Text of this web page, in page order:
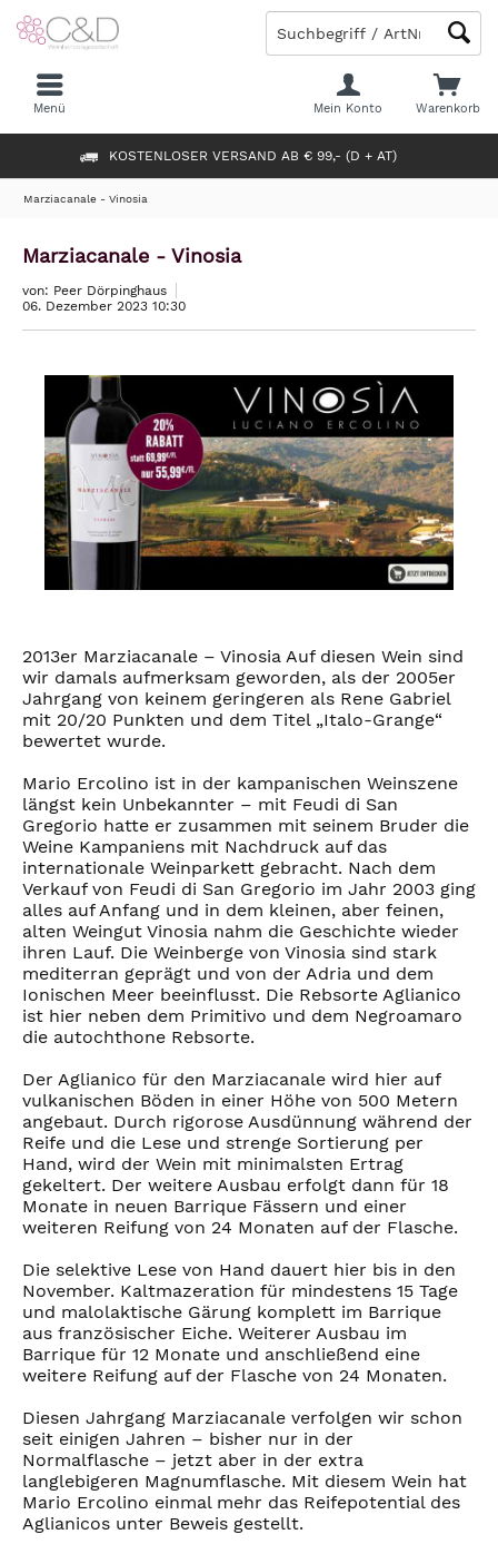
KOSTENLOSER VERSAND AB € 99,- (D + AT)
Warenkorb
Mein Konto
Menü
Marziacanale - Vinosia
Marziacanale - Vinosia
von: Peer Dörpinghaus
06. Dezember 2023 10:30
2013er Marziacanale – Vinosia Auf diesen Wein sind
wir damals aufmerksam geworden, als der 2005er
Jahrgang von keinem geringeren als Rene Gabriel
mit 20/20 Punkten und dem Titel „Italo-Grange“
bewertet wurde.
Mario Ercolino ist in der kampanischen Weinszene
längst kein Unbekannter – mit Feudi di San
Gregorio hatte er zusammen mit seinem Bruder die
Weine Kampaniens mit Nachdruck auf das
internationale Weinparkett gebracht. Nach dem
Verkauf von Feudi di San Gregorio im Jahr 2003 ging
alles auf Anfang und in dem kleinen, aber feinen,
alten Weingut Vinosia nahm die Geschichte wieder
ihren Lauf. Die Weinberge von Vinosia sind stark
mediterran geprägt und von der Adria und dem
Ionischen Meer beeinflusst. Die Rebsorte Aglianico
ist hier neben dem Primitivo und dem Negroamaro
die autochthone Rebsorte.
Der Aglianico für den Marziacanale wird hier auf
vulkanischen Böden in einer Höhe von 500 Metern
angebaut. Durch rigorose Ausdünnung während der
Reife und die Lese und strenge Sortierung per
Hand, wird der Wein mit minimalsten Ertrag
gekeltert. Der weitere Ausbau erfolgt dann für 18
Monate in neuen Barrique Fässern und einer
weiteren Reifung von 24 Monaten auf der Flasche.
Die selektive Lese von Hand dauert hier bis in den
November. Kaltmazeration für mindestens 15 Tage
und malolaktische Gärung komplett im Barrique
aus französischer Eiche. Weiterer Ausbau im
Barrique für 12 Monate und anschließend eine
weitere Reifung auf der Flasche von 24 Monaten.
Diesen Jahrgang Marziacanale verfolgen wir schon
seit einigen Jahren – bisher nur in der
Normalflasche – jetzt aber in der extra
langlebigeren Magnumflasche. Mit diesem Wein hat
Mario Ercolino einmal mehr das Reifepotential des
Aglianicos unter Beweis gestellt.